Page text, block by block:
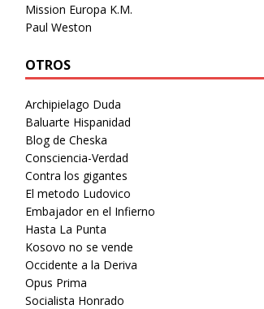
Mission Europa K.M.
Paul Weston
OTROS
Archipielago Duda
Baluarte Hispanidad
Blog de Cheska
Consciencia-Verdad
Contra los gigantes
El metodo Ludovico
Embajador en el Infierno
Hasta La Punta
Kosovo no se vende
Occidente a la Deriva
Opus Prima
Socialista Honrado